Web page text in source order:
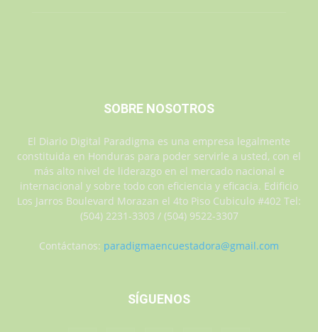
SOBRE NOSOTROS
El Diario Digital Paradigma es una empresa legalmente
constituida en Honduras para poder servirle a usted, con el
más alto nivel de liderazgo en el mercado nacional e
internacional y sobre todo con eficiencia y eficacia. Edificio
Los Jarros Boulevard Morazan el 4to Piso Cubiculo #402 Tel:
(504) 2231-3303 / (504) 9522-3307
Contáctanos: paradigmaencuestadora@gmail.com
SÍGUENOS